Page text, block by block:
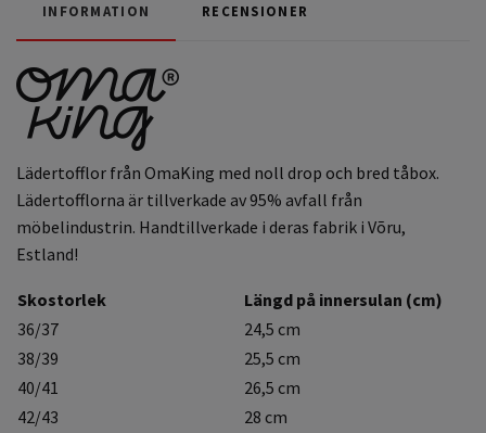
INFORMATION RECENSIONER
Lädertofflor från OmaKing med noll drop och bred tåbox.
Lädertofflorna är tillverkade av 95% avfall från
möbelindustrin. Handtillverkade i deras fabrik i Võru,
Estland!
Skostorlek
Längd på innersulan (cm)
36/37
24,5 cm
38/39
25,5 cm
40/41
26,5 cm
42/43
28 cm